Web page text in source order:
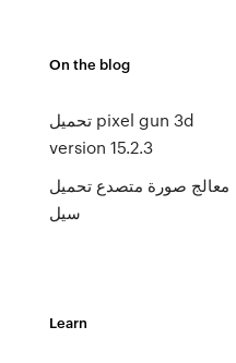
On the blog
تحميل pixel gun 3d
version 15.2.3
معالج صورة متصدع تحميل
سيل
Learn